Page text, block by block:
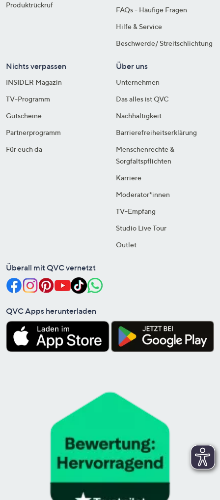
Produktrückruf
FAQs - Häufige Fragen
Hilfe & Service
Beschwerde/ Streitschlichtung
Nichts verpassen
INSIDER Magazin
TV-Programm
Gutscheine
Partnerprogramm
Für euch da
Über uns
Unternehmen
Das alles ist QVC
Nachhaltigkeit
Barrierefreiheitserklärung
Menschenrechte &
Sorgfaltspflichten
Karriere
Moderator*innen
TV-Empfang
Studio Live Tour
Outlet
Überall mit QVC vernetzt
QVC Apps herunterladen